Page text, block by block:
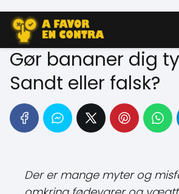
Gør bananer dig
Sandt eller falsk?
Der er mange myter og
omkring fødevarer og